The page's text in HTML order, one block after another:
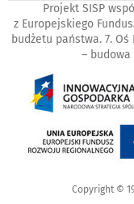
Projekt SISP
z Europejskiego
budżetu państwa. 7.
–
Copyright ©